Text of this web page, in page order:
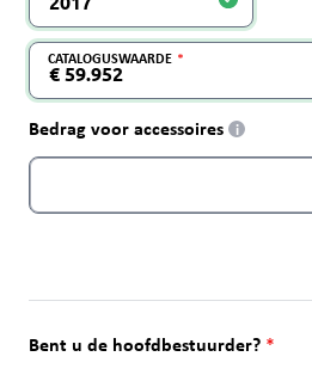
CATALOGUSWAARDE
Bedrag voor accessoires i
Bent u de hoofdbestuurder?